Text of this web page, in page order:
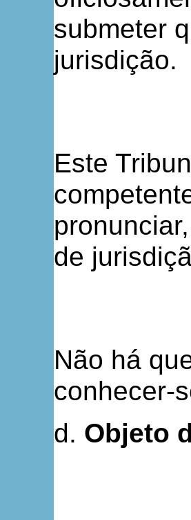
submeter
jurisdição.
Este
de
Não há
conhecer-
d. Objeto